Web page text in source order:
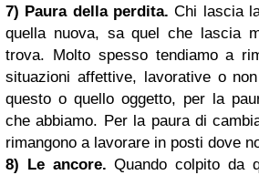
7) Paura della perdita. Chi lascia
quella nuova, sa quel che lascia
trova. Molto spesso tendiamo a
situazioni affettive, lavorative o
questo o quello oggetto, per la
che abbiamo. Per la paura di
rimangono a lavorare in posti dove
8) Le ancore.Quando colpito da